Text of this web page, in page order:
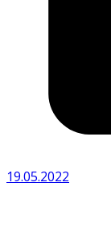
19.05.2022